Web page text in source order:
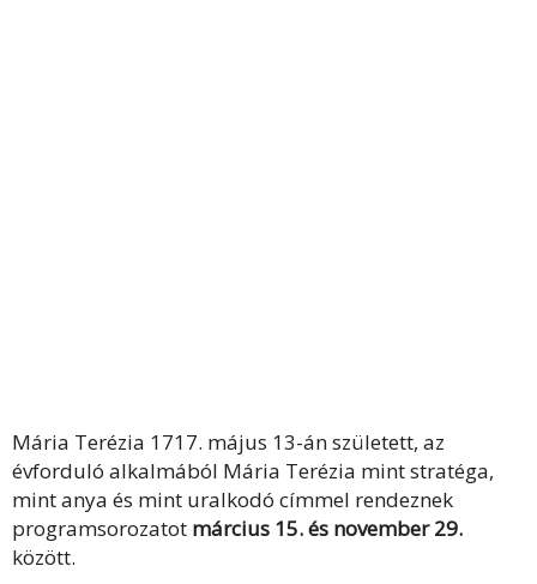
Mária Terézia 1717. május 13-án született, az
évforduló alkalmából Mária Terézia mint stratéga,
mint anya és mint uralkodó címmel rendeznek
programsorozatot március 15. és november 29.
között.